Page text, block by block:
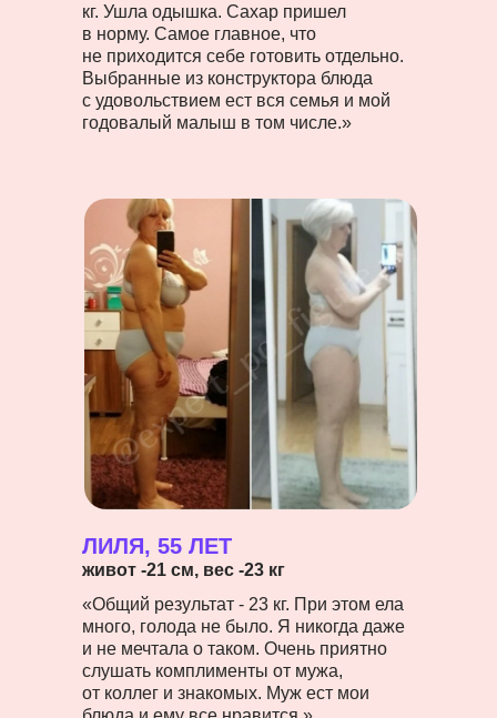
ЛИЛЯ, 55 ЛЕТ
живот -21 см, вес -23 кг
кг. Ушла одышка. Сахар пришел
в норму. Самое главное, что
не приходится себе готовить отдельно.
Выбранные из конструктора блюда
с удовольствием ест вся семья и мой
годовалый малыш в том числе.»
«Общий результат - 23 кг. При этом ела
много, голода не было. Я никогда даже
и не мечтала о таком. Очень приятно
слушать комплименты от мужа,
от коллег и знакомых. Муж ест мои